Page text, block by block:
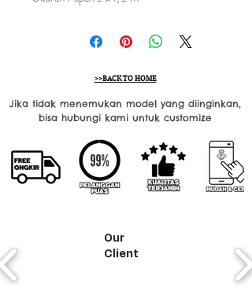
>>BACK TO HOME
Jika tidak menemukan model yang diinginkan,
bisa hubungi kami untuk customize
Our
Client